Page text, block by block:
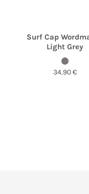
Surf Cap
Light Grey
34,90€